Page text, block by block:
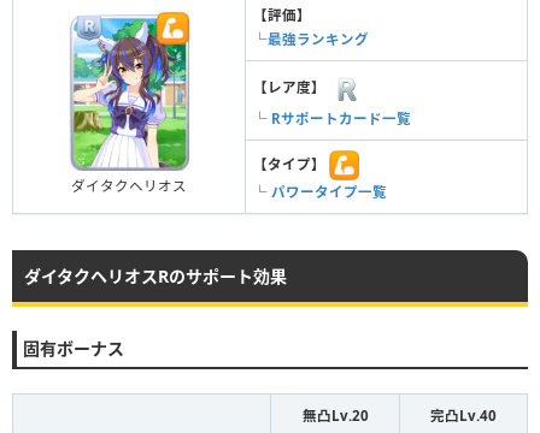
ダイタクヘリオス
【評価】
└最強ランキング
【レア度】
└ Rサポートカード一覧
【タイプ】
└ パワータイプ一覧
ダイタクヘリオスRのサポート効果
固有ボーナス
無凸Lv.20 完凸Lv.40